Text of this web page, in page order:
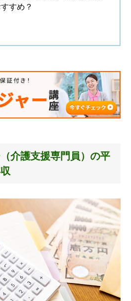
すめ？
介護支援専門員）の平